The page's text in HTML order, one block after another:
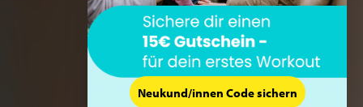
Neukund/innen Code sichern